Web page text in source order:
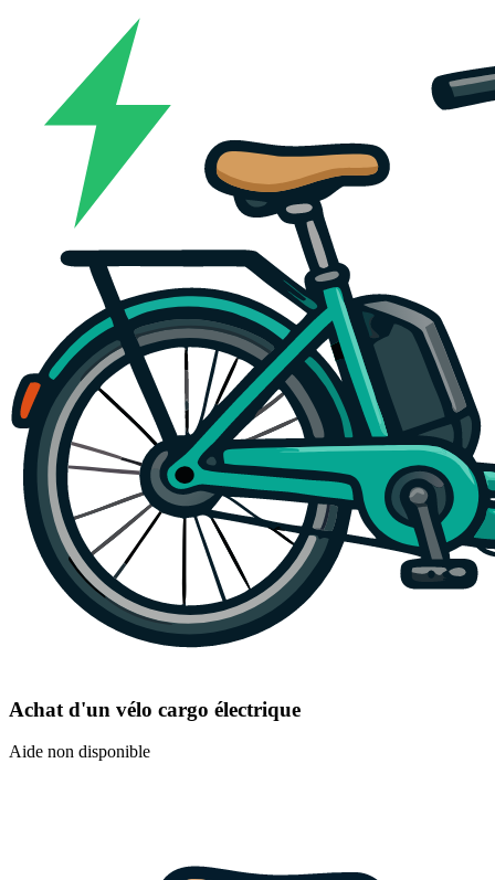
Achat d'un vélo cargo électrique
Aide non disponible